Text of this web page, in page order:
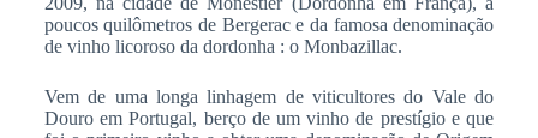
poucos quilômetros de Bergerac e da famosa denominação
de vinho licoroso da dordonha : o Monbazillac.
Vem de uma longa linhagem de viticultores do Vale do
Douro em Portugal, berço de um vinho de prestígio e que